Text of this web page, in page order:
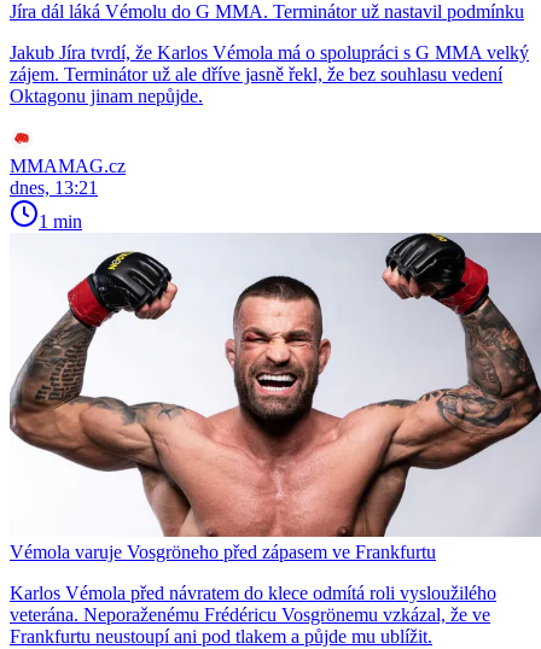
Jíra dál láká Vémolu do G MMA. Terminátor už nastavil podmínku
Jakub Jíra tvrdí, že Karlos Vémola má o spolupráci s G MMA velký
zájem. Terminátor už ale dříve jasně řekl, že bez souhlasu vedení
Oktagonu jinam nepůjde.
MMAMAG.cz
dnes, 13:21
1 min
Vémola varuje Vosgröneho před zápasem ve Frankfurtu
Karlos Vémola před návratem do klece odmítá roli vysloužilého
veterána. Neporaženému Frédéricu Vosgrönemu vzkázal, že ve
Frankfurtu neustoupí ani pod tlakem a půjde mu ublížit.